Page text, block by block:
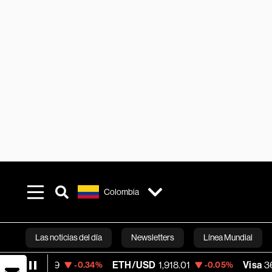
Colombia
Las noticias del día Newsletters Línea Mundial
Bloomberg
ETH/USD 1,918.01 -0.05% Visa 362.50 -2.15%